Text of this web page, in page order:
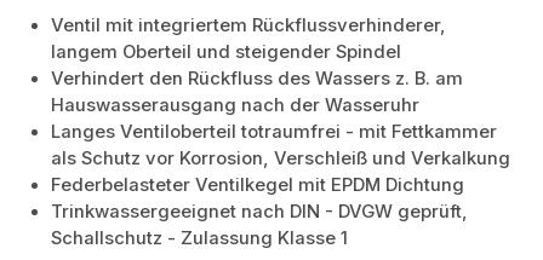
Ventil mit integriertem Rückflussverhinderer,
langem Oberteil und steigender Spindel
Verhindert den Rückfluss des Wassers z. B. am
Hauswasserausgang nach der Wasseruhr
Langes Ventiloberteil totraumfrei - mit Fettkammer
als Schutz vor Korrosion, Verschleiß und Verkalkung
Federbelasteter Ventilkegel mit EPDM Dichtung
Trinkwassergeeignet nach DIN - DVGW geprüft,
Schallschutz - Zulassung Klasse 1